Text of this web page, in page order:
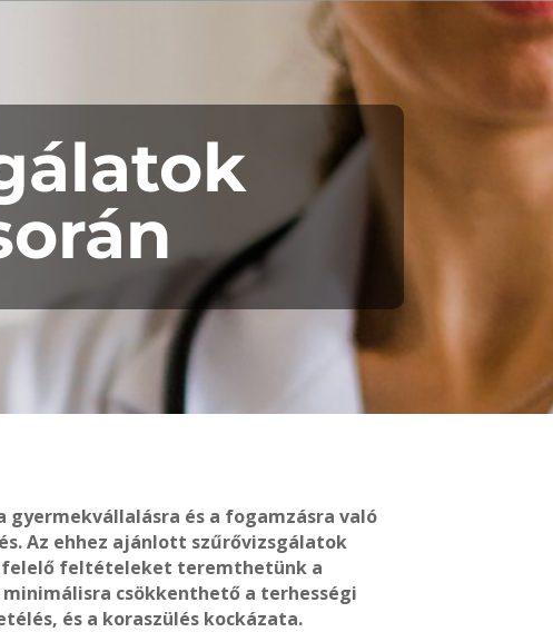
gyermekvállalásra és a fogamzásra való
Az ehhez ajánlott szűrővizsgálatok
feltételeket teremthetünk a
csökkenthető a terhességi
és a koraszülés kockázata.